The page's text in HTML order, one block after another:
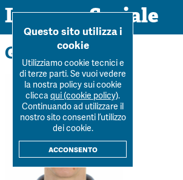
Impresa Sociale
Rivista
Ultimo numero
La Rivista
Submission
Forum
Tutti gli articoli
Dossier
Home Carlo Fusari
Gli autori
Questo sito utilizza i
cookie
Utilizziamo cookie tecnici e
di terze parti. Se vuoi vedere
la nostra policy sui cookie
cliccaqui (cookie policy).
Continuando ad utilizzare il
nostro sito consenti l’utilizzo
dei cookie.
acconsento